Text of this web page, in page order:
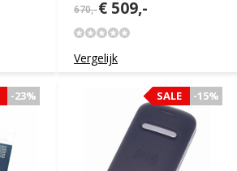
670,-€ 509,-
Vergelijk
-23%
-23% -15%
SALE -15%
SALE